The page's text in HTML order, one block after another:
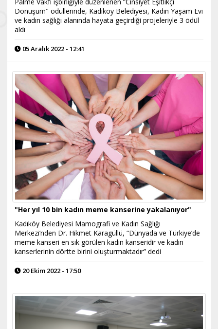
Dönüşüm" ödüllerinde, Kadıköy Belediyesi, Kadın Yaşam Evi
ve kadın sağlığı alanında hayata geçirdiği projeleriyle 3 ödül
aldı
05 Aralık 2022 - 12:41
"Her yıl 10 bin kadın meme kanserine yakalanıyor"
Kadıköy Belediyesi Mamografi ve Kadın Sağlığı
Merkezi’nden Dr. Hikmet Karagüllü, “Dünyada ve Türkiye’de
meme kanseri en sık görülen kadın kanseridir ve kadın
kanserlerinin dörtte birini oluşturmaktadır” dedi
20 Ekim 2022 - 17:50